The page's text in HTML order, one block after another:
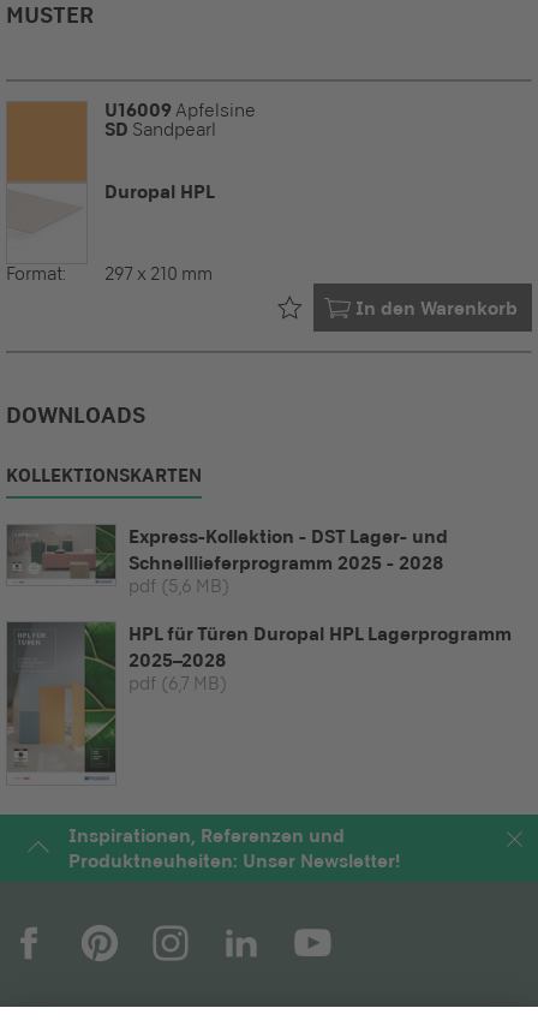
MUSTER
U16009 Apfelsine
SD Sandpearl
Duropal HPL
Format: 297 x 210 mm
In den Warenkorb
Bereits in Ihrem
DOWNLOADS
KOLLEKTIONSKARTEN
Express-Kollektion - DST Lager- und
Schnelllieferprogramm 2025 - 2028
pdf (5,6 MB)
HPL für Türen Duropal HPL Lagerprogramm
2025–2028
pdf (6,7 MB)
Inspirationen, Referenzen und
Produktneuheiten: Unser Newsletter!